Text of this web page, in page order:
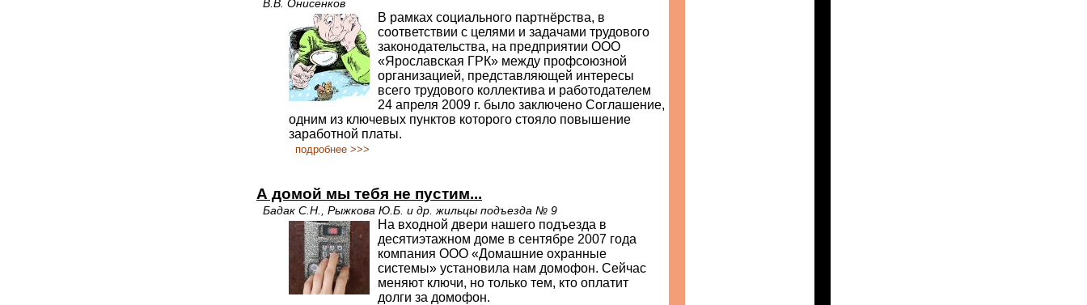
В.В. Онисенков
В рамках социального партнёрства, в
соответствии с целями и задачами трудового
законодательства, на предприятии ООО
«Ярославская ГРК» между профсоюзной
организацией, представляющей интересы
всего трудового коллектива и работодателем
24 апреля 2009 г. было заключено Соглашение,
одним из ключевых пунктов которого стояло повышение
заработной платы.
подробнее >>>
А домой мы тебя не пустим...
Бадак С.Н., Рыжкова Ю.Б. и др. жильцы подъезда № 9
На входной двери нашего подъезда в
десятиэтажном доме в сентябре 2007 года
компания ООО «Домашние охранные
системы» установила нам домофон. Сейчас
меняют ключи, но только тем, кто оплатит
долги за домофон.